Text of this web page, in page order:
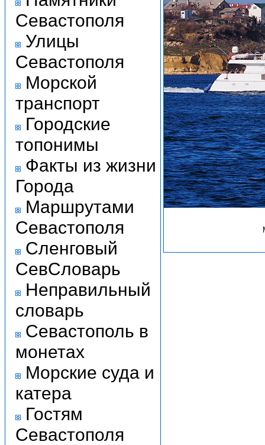
Севастополя
Улицы
Севастополя
Морской
транспорт
Городские
топонимы
Факты из жизни
Города
Маршрутами
Севастополя
Сленговый
СевСловарь
Неправильный
словарь
Севастополь в
монетах
Морские суда и
катера
Гостям
Севастополя